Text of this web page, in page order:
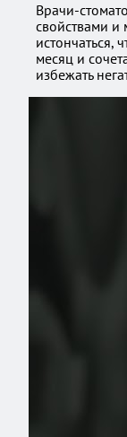
Врачи-
свойствами и
истончаться,
месяц и
избежать